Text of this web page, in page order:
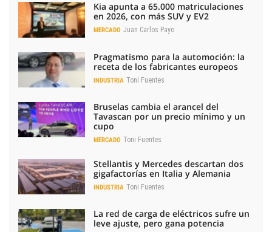
Kia apunta a 65.000 matriculaciones
en 2026, con más SUV y EV2
MERCADO Juan Carlos Payo
Pragmatismo para la automoción: la
receta de los fabricantes europeos
INDUSTRIA Toni Fuentes
Bruselas cambia el arancel del
Tavascan por un precio mínimo y un
cupo
MERCADO Toni Fuentes
Stellantis y Mercedes descartan dos
gigafactorías en Italia y Alemania
INDUSTRIA Toni Fuentes
La red de carga de eléctricos sufre un
leve ajuste, pero gana potencia